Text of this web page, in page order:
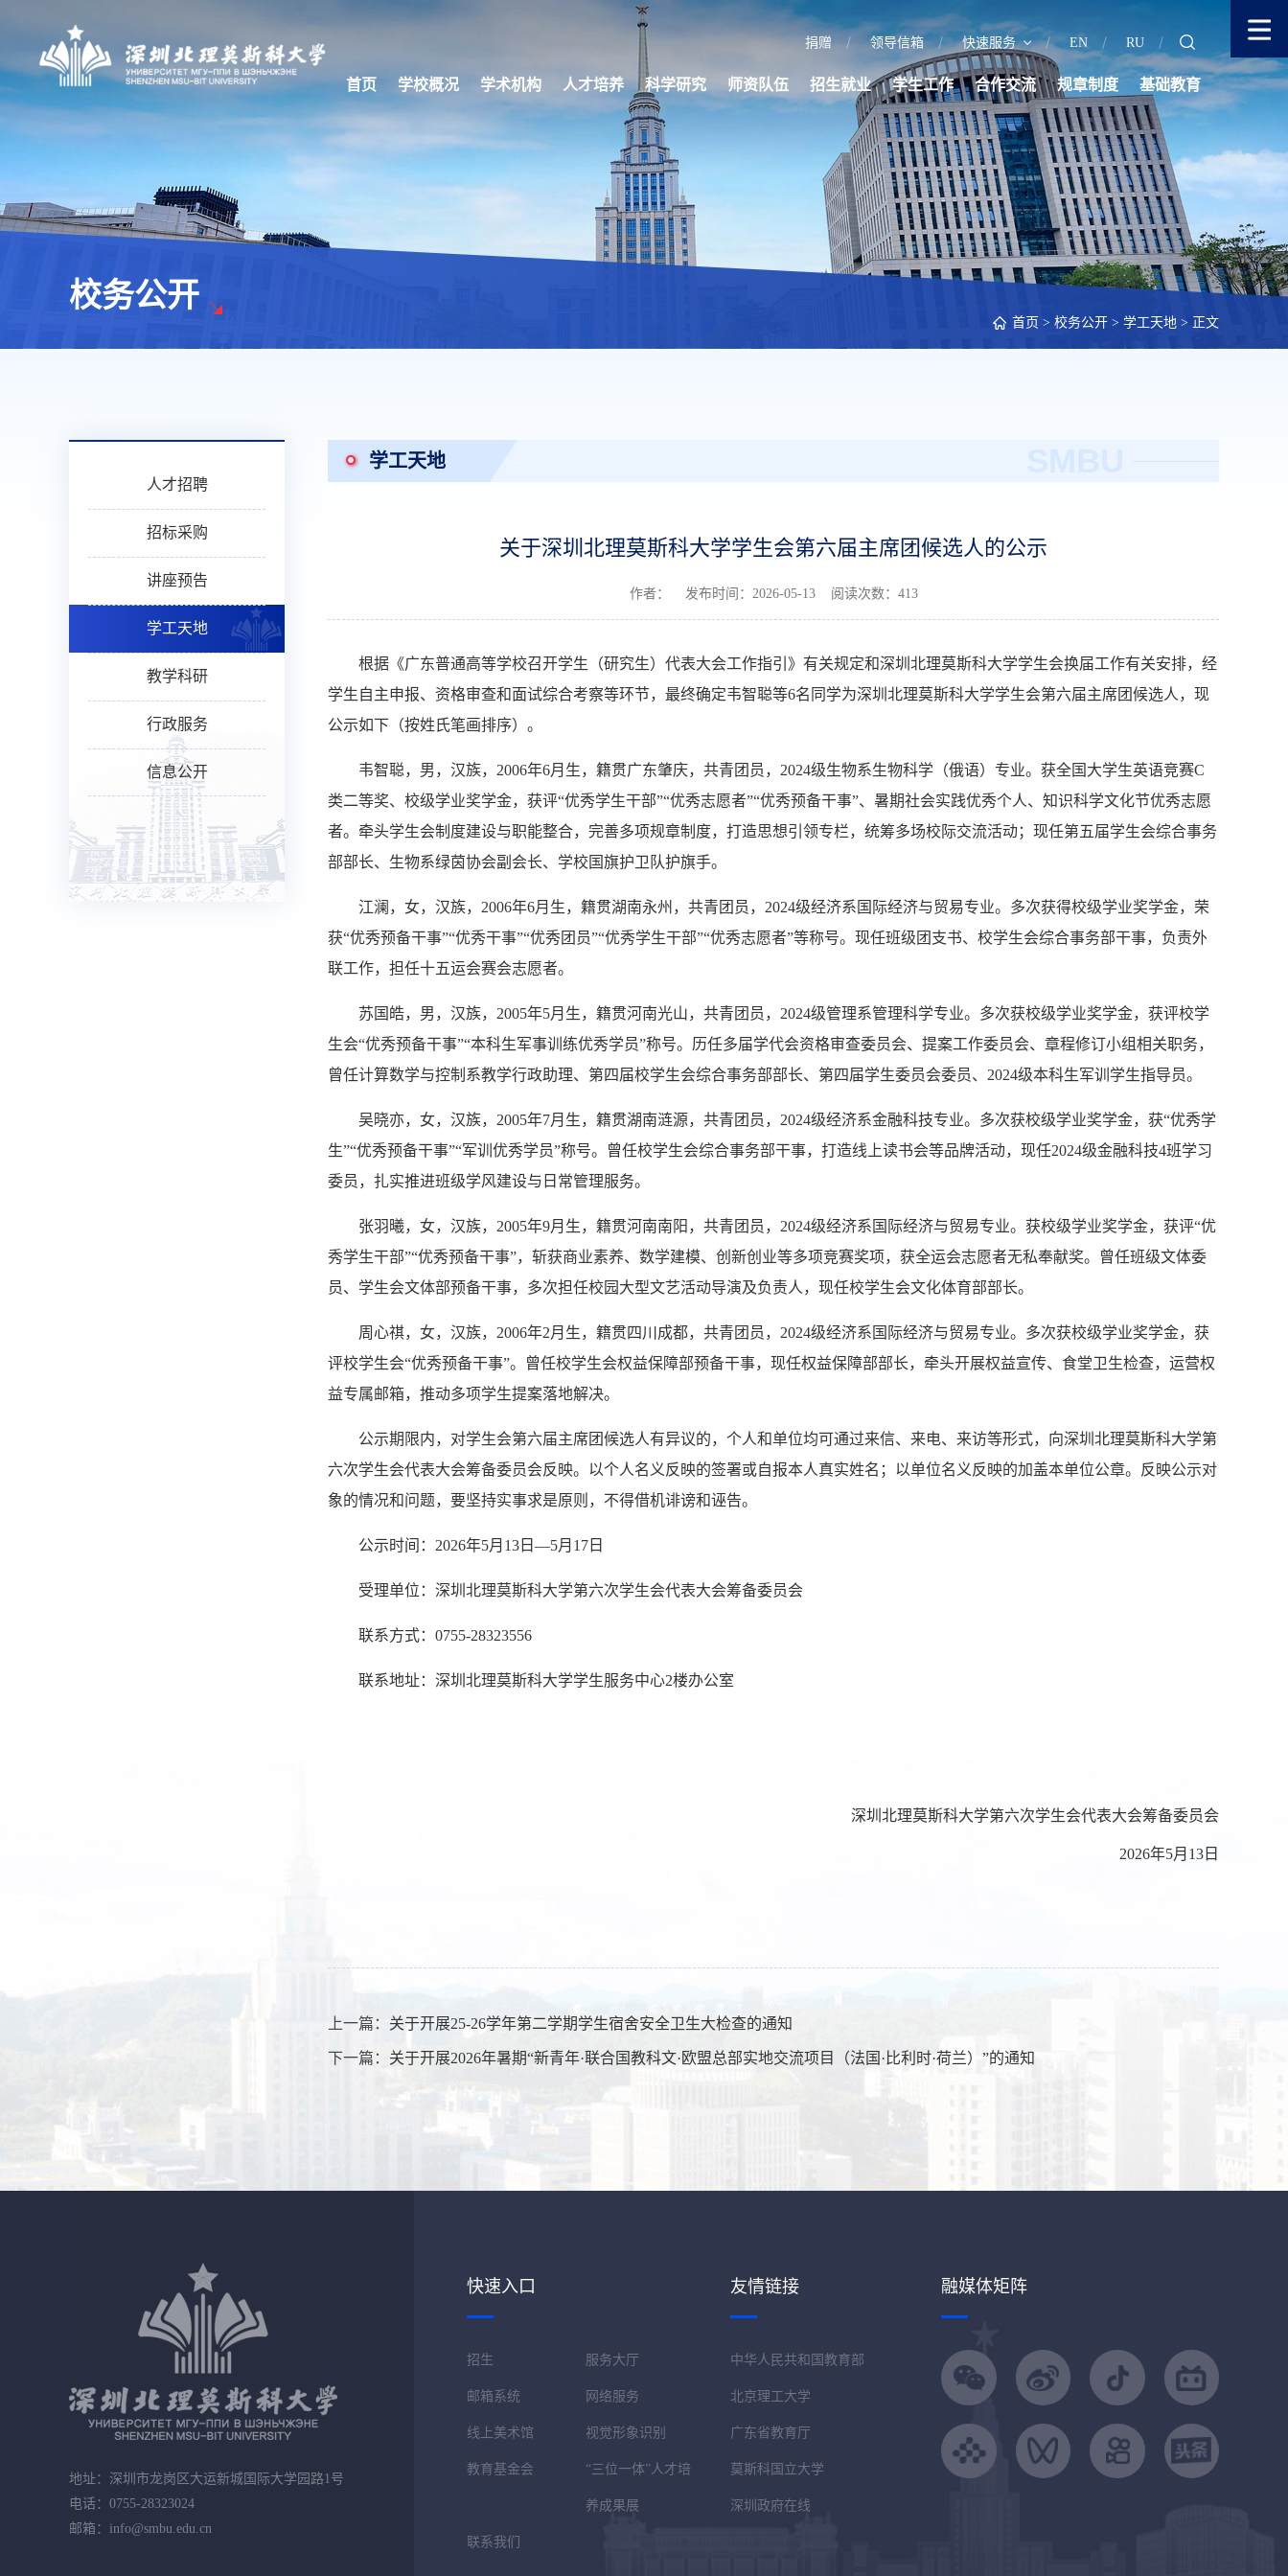
捐赠 领导信箱 快速服务 EN RU
首页 学校概况 学术机构 人才培养 科学研究 师资队伍 招生就业 学生工作 合作交流 规章制度 基础教育
校务公开
首页 > 校务公开 > 学工天地 > 正文
人才招聘
招标采购
讲座预告
学工天地
教学科研
行政服务
信息公开
学工天地
关于深圳北理莫斯科大学学生会第六届主席团候选人的公示
作者： 发布时间：2026-05-13 阅读次数： 413
根据《广东普通高等学校召开学生（研究生）代表大会工作指引》有关规定和深圳北理莫斯科大学学生会换届工作有关安排，经
学生自主申报、资格审查和面试综合考察等环节，最终确定韦智聪等6名同学为深圳北理莫斯科大学学生会第六届主席团候选人，现
公示如下（按姓氏笔画排序）。
韦智聪，男，汉族，2006年6月生，籍贯广东肇庆，共青团员，2024级生物系生物科学（俄语）专业。获全国大学生英语竞赛C
类二等奖、校级学业奖学金，获评“优秀学生干部”“优秀志愿者”“优秀预备干事”、暑期社会实践优秀个人、知识科学文化节优秀志愿
者。牵头学生会制度建设与职能整合，完善多项规章制度，打造思想引领专栏，统筹多场校际交流活动；现任第五届学生会综合事务
部部长、生物系绿茵协会副会长、学校国旗护卫队护旗手。
江澜，女，汉族，2006年6月生，籍贯湖南永州，共青团员，2024级经济系国际经济与贸易专业。多次获得校级学业奖学金，荣
获“优秀预备干事”“优秀干事”“优秀团员”“优秀学生干部”“优秀志愿者”等称号。现任班级团支书、校学生会综合事务部干事，负责外
联工作，担任十五运会赛会志愿者。
苏国皓，男，汉族，2005年5月生，籍贯河南光山，共青团员，2024级管理系管理科学专业。多次获校级学业奖学金，获评校学
生会“优秀预备干事”“本科生军事训练优秀学员”称号。历任多届学代会资格审查委员会、提案工作委员会、章程修订小组相关职务，
曾任计算数学与控制系教学行政助理、第四届校学生会综合事务部部长、第四届学生委员会委员、2024级本科生军训学生指导员。
吴晓亦，女，汉族，2005年7月生，籍贯湖南涟源，共青团员，2024级经济系金融科技专业。多次获校级学业奖学金，获“优秀学
生”“优秀预备干事”“军训优秀学员”称号。曾任校学生会综合事务部干事，打造线上读书会等品牌活动，现任2024级金融科技4班学习
委员，扎实推进班级学风建设与日常管理服务。
张羽曦，女，汉族，2005年9月生，籍贯河南南阳，共青团员，2024级经济系国际经济与贸易专业。获校级学业奖学金，获评“优
秀学生干部”“优秀预备干事”，斩获商业素养、数学建模、创新创业等多项竞赛奖项，获全运会志愿者无私奉献奖。曾任班级文体委
员、学生会文体部预备干事，多次担任校园大型文艺活动导演及负责人，现任校学生会文化体育部部长。
周心祺，女，汉族，2006年2月生，籍贯四川成都，共青团员，2024级经济系国际经济与贸易专业。多次获校级学业奖学金，获
评校学生会“优秀预备干事”。曾任校学生会权益保障部预备干事，现任权益保障部部长，牵头开展权益宣传、食堂卫生检查，运营权
益专属邮箱，推动多项学生提案落地解决。
公示期限内，对学生会第六届主席团候选人有异议的，个人和单位均可通过来信、来电、来访等形式，向深圳北理莫斯科大学第
六次学生会代表大会筹备委员会反映。以个人名义反映的签署或自报本人真实姓名；以单位名义反映的加盖本单位公章。反映公示对
象的情况和问题，要坚持实事求是原则，不得借机诽谤和诬告。
公示时间：2026年5月13日—5月17日
受理单位：深圳北理莫斯科大学第六次学生会代表大会筹备委员会
联系方式：0755-28323556
联系地址：深圳北理莫斯科大学学生服务中心2楼办公室
深圳北理莫斯科大学第六次学生会代表大会筹备委员会
2026年5月13日
上一篇： 关于开展25-26学年第二学期学生宿舍安全卫生大检查的通知
下一篇： 关于开展2026年暑期“新青年·联合国教科文·欧盟总部实地交流项目（法国·比利时·荷兰）”的通知
地址：深圳市龙岗区大运新城国际大学园路1号
电话：0755-28323024
邮箱：info@smbu.edu.cn
快速入口
招生 服务大厅
邮箱系统 网络服务
线上美术馆 视觉形象识别
教育基金会 “三位一体”人才培
养成果展
联系我们
友情链接
中华人民共和国教育部
北京理工大学
广东省教育厅
莫斯科国立大学
深圳政府在线
融媒体矩阵